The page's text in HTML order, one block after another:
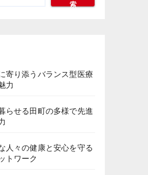
索
寄り添うバランス型医療
力
らせる田町の多様で先進
人々の健康と安心を守る
トワーク